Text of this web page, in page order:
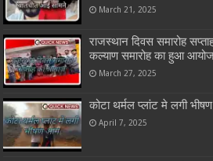
March 21, 2025
राजस्थान दिवस समारोह
कल्याण समारोह का हुआ
March 27, 2025
कोटा थर्मल प्लांट मे लगी
April 7, 2025